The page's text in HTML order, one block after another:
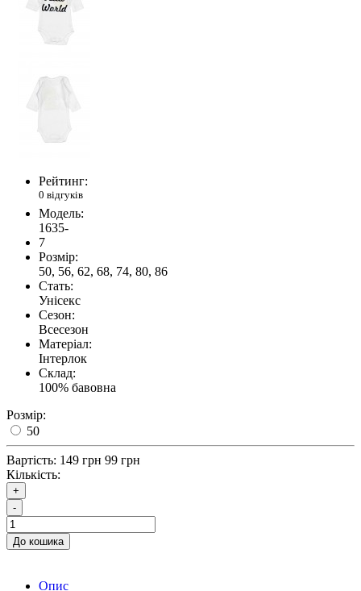
Рейтинг:
0 відгуків
Модель:
1635-
7
Розмір:
50, 56, 62, 68, 74, 80, 86
Стать:
Унісекс
Сезон:
Всесезон
Матеріал:
Інтерлок
Склад:
100% бавовна
Розмір:
50
Вартість: 149 грн 99 грн
Кількість:
+
-
До кошика
Опис